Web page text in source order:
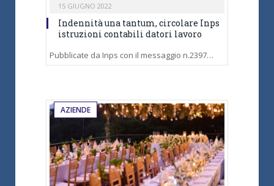
15 GIUGNO 2022
Indennità una tantum, circolare Inps
istruzioni contabili datori lavoro
Pubblicate da Inps con il messaggio n.2397…
AZIENDE